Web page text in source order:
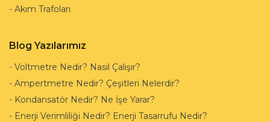
- Akım Trafoları
Blog Yazılarımız
- Voltmetre Nedir? Nasıl Çalışır?
- Ampertmetre Nedir? Çeşitleri Nelerdir?
- Kondansatör Nedir? Ne İşe Yarar?
- Enerji Verimliliği Nedir? Enerji Tasarrufu Nedir?